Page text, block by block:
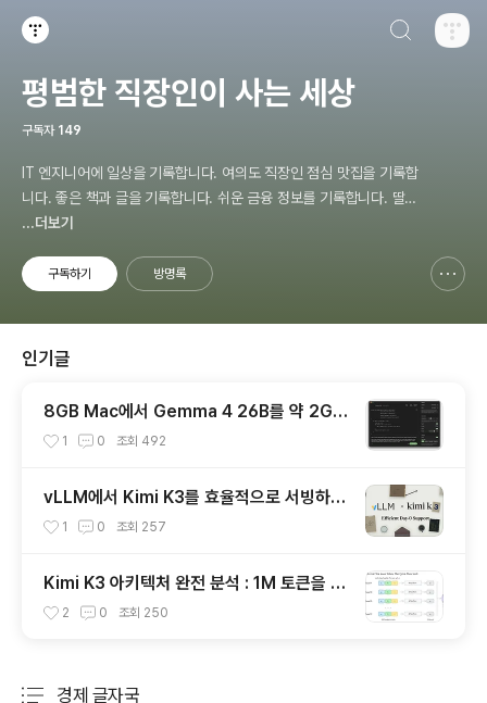
평범한 직장인이 사는 세상
구독자 149
IT 엔지니어에 일상을 기록합니다. 여의도 직장인 점심 맛집을 기록합
니다. 좋은 책과 글을 기록합니다. 쉬운 금융 정보를 기록합니다. 딸바
보 아빠의 주말 계획을 기록 합니다.
...더보기
구독하기 방명록
인기글
8GB Mac에서 Gemma 4 26B를 약 2GB
메모리로 실행하는 TurboFieldfare
1 0 조회 492
vLLM에서 Kimi K3를 효율적으로 서빙하는
방법과 주요 최적화 기술
1 0 조회 257
Kimi K3 아키텍처 완전 분석 : 1M 토큰을 구
현한 KDA, MoE, FlashKDA 그리고 Agen
2 0 조회 250
경제 글자국